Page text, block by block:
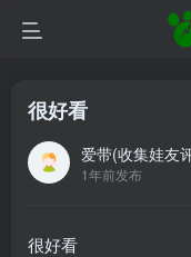
很好看
爱带(收集娃友
1年前发布
很好看